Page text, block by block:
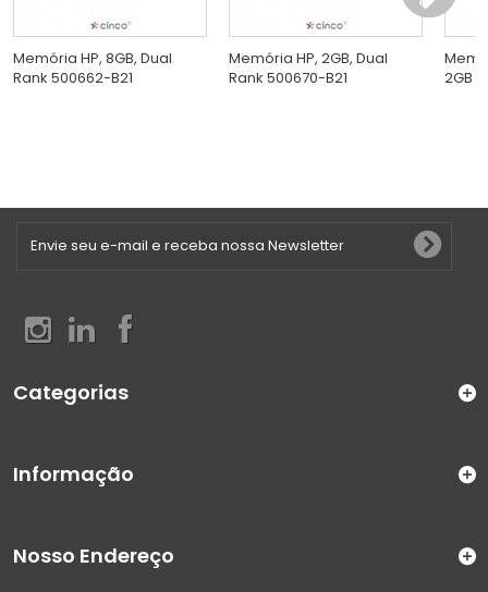
Memória HP, 8GB, Dual
Rank 500662-B21
Memória HP, 2GB, Dual
Rank 500670-B21
2GB
Categorias
Informação
Nosso Endereço